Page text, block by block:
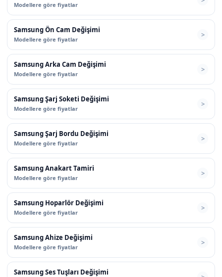
Modellere göre fiyatlar
Samsung Ön Cam Değişimi
Modellere göre fiyatlar
Samsung Arka Cam Değişimi
Modellere göre fiyatlar
Samsung Şarj Soketi Değişimi
Modellere göre fiyatlar
Samsung Şarj Bordu Değişimi
Modellere göre fiyatlar
Samsung Anakart Tamiri
Modellere göre fiyatlar
Samsung Hoparlör Değişimi
Modellere göre fiyatlar
Samsung Ahize Değişimi
Modellere göre fiyatlar
Samsung Ses Tuşları Değişimi